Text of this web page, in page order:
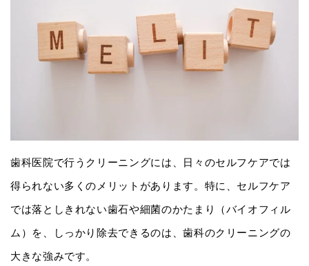
歯科医院で行うクリーニングには、日々のセルフケアでは
得られない多くのメリットがあります。特に、セルフケア
では落としきれない歯石や細菌のかたまり（バイオフィル
ム）を、しっかり除去できるのは、歯科のクリーニングの
大きな強みです。